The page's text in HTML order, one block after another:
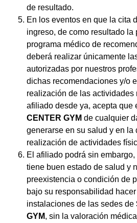
de resultado.
En los eventos en que la cita
ingreso, de como resultado la
programa médico de
deberá realizar únicamente
autorizadas por nuestros
dichas recomendaciones y/o
realización de las actividades
afiliado desde ya, acepta que
CENTER GYM de cualquier
generarse en su salud y en la
realización de actividades
El afiliado podrá sin
tiene buen estado de salud y
preexistencia o condición de
bajo su responsabilidad
instalaciones de las sedes de
GYM, sin la valoración